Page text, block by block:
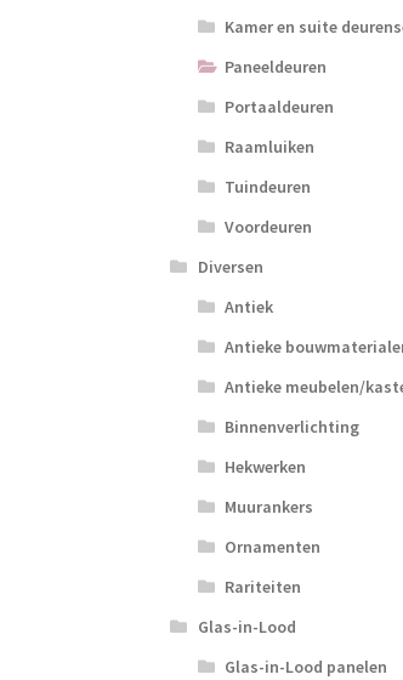
Kamer en suite
Paneeldeuren
Portaaldeuren
Raamluiken
Tuindeuren
Voordeuren
Diversen
Antiek
Antieke
Antieke meubelen/
Binnenverlichting
Hekwerken
Muurankers
Ornamenten
Rariteiten
Glas-in-Lood
Glas-in-Lood panelen